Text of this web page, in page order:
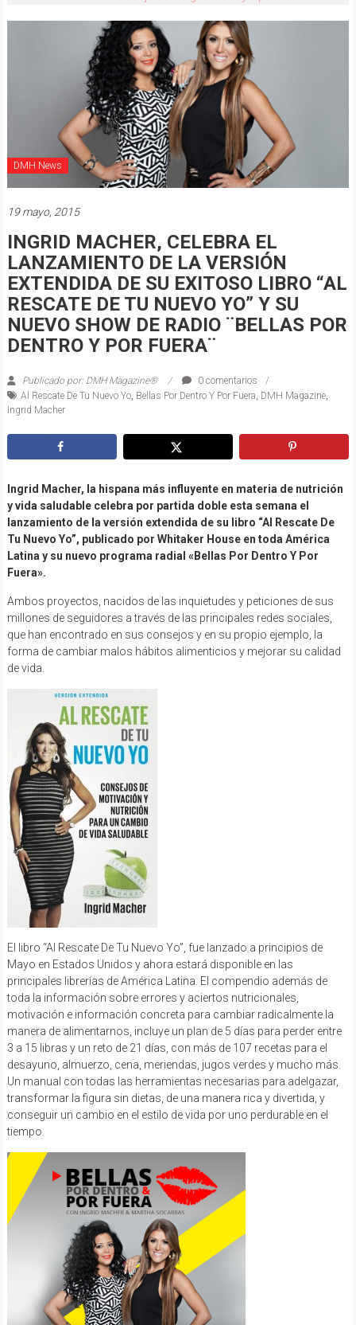
DMH News
19 mayo, 2015
INGRID MACHER, CELEBRA EL
LANZAMIENTO DE LA VERSIÓN
EXTENDIDA DE SU EXITOSO LIBRO “AL
RESCATE DE TU NUEVO YO” Y SU
NUEVO SHOW DE RADIO ¨BELLAS POR
DENTRO Y POR FUERA¨
Publicado por: DMH Magazine®
0 comentarios
Al Rescate De Tu Nuevo Yo, Bellas Por Dentro Y Por Fuera, DMH Magazine,
Ingrid Macher
Ingrid Macher, la hispana más influyente en materia de nutrición
y vida saludable celebra por partida doble esta semana el
lanzamiento de la versión extendida de su libro “Al Rescate De
Tu Nuevo Yo”, publicado por Whitaker House en toda América
Latina y su nuevo programa radial «Bellas Por Dentro Y Por
Fuera».
Ambos proyectos, nacidos de las inquietudes y peticiones de sus
millones de seguidores a través de las principales redes sociales,
que han encontrado en sus consejos y en su propio ejemplo, la
forma de cambiar malos hábitos alimenticios y mejorar su calidad
de vida.
El libro “Al Rescate De Tu Nuevo Yo”, fue lanzado a principios de
Mayo en Estados Unidos y ahora estará disponible en las
principales librerías de América Latina. El compendio además de
toda la información sobre errores y aciertos nutricionales,
motivación e información concreta para cambiar radicalmente la
manera de alimentarnos, incluye un plan de 5 días para perder entre
3 a 15 libras y un reto de 21 días, con más de 107 recetas para el
desayuno, almuerzo, cena, meriendas, jugos verdes y mucho más.
Un manual con todas las herramientas necesarias para adelgazar,
transformar la figura sin dietas, de una manera rica y divertida, y
conseguir un cambio en el estilo de vida por uno perdurable en el
tiempo.